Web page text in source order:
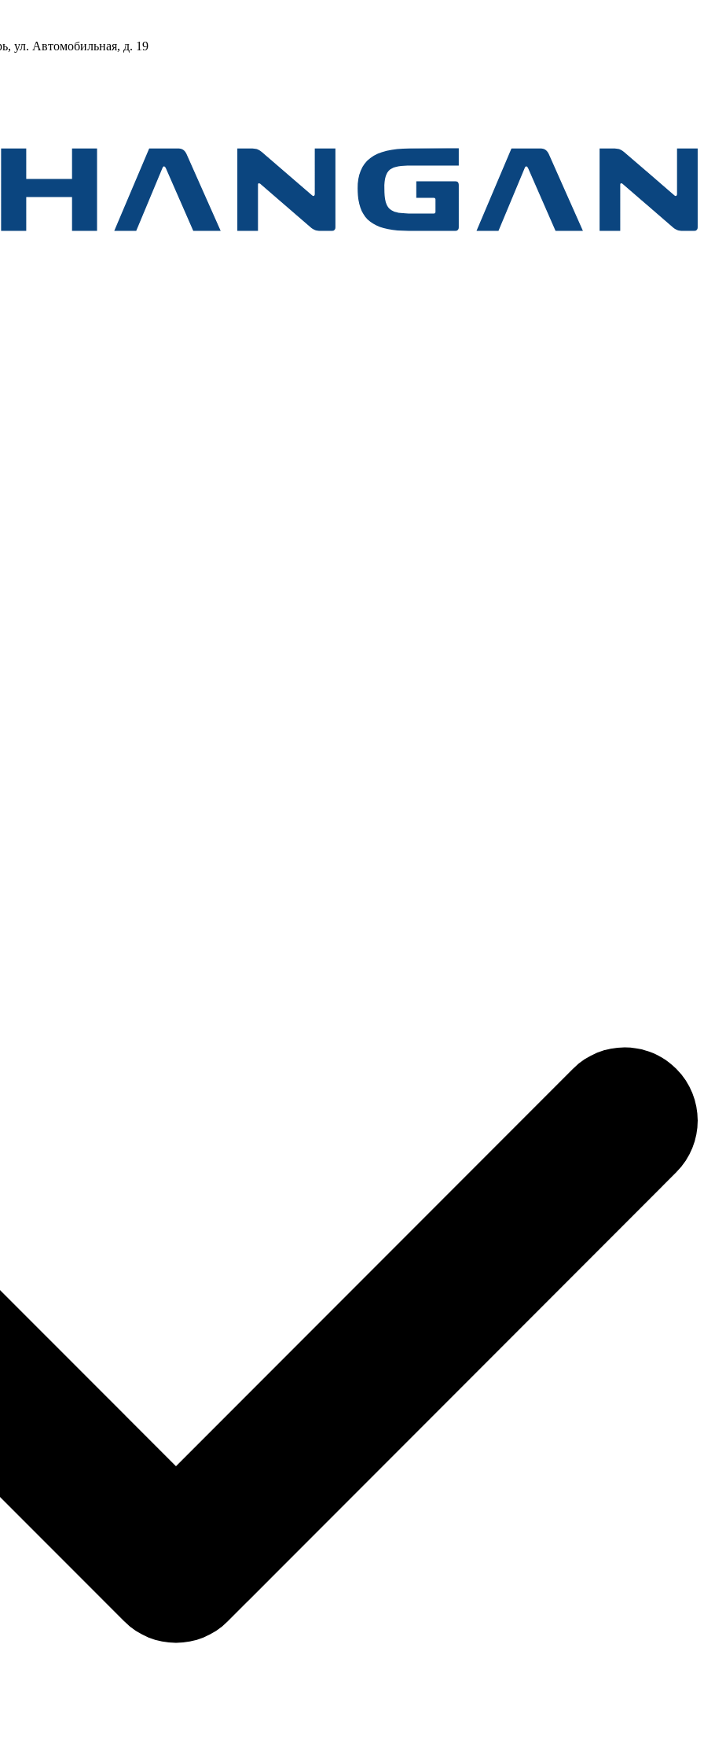
ул. Автомобильная, д. 19